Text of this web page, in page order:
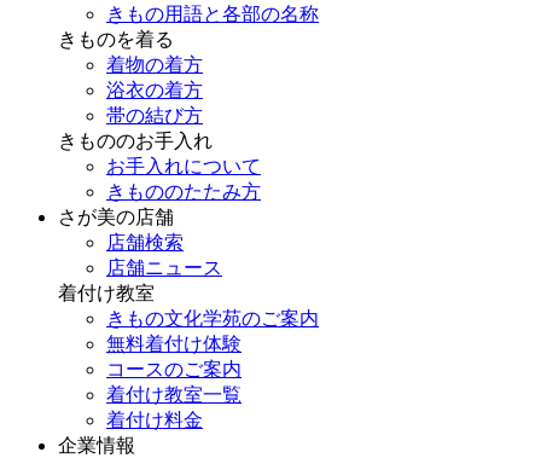
きもの用語と各部の名称
きものを着る
着物の着方
浴衣の着方
帯の結び方
きもののお手入れ
お手入れについて
きもののたたみ方
さが美の店舗
店舗検索
店舗ニュース
着付け教室
きもの文化学苑のご案内
無料着付け体験
コースのご案内
着付け教室一覧
着付け料金
企業情報